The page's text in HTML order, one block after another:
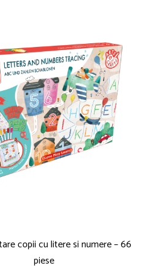
copii cu litere si numere – 66
piese